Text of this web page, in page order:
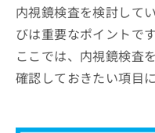
内視鏡検査を検討して
びは重要なポイントです
ここでは、内視鏡検査
確認しておきたい項目